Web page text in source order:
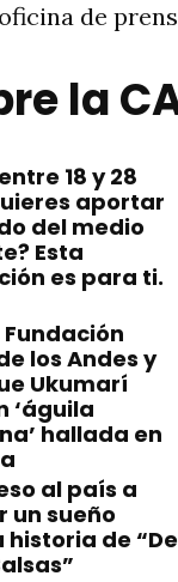
de
la
18 y 28
aportar
del medio
Esta
es para ti.
Fundación
los Andes y
Ukumarí
‘águila
hallada en
al país a
un sueño
historia de